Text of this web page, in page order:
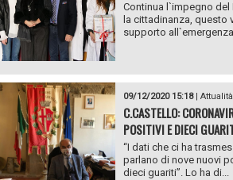
Continua l`impegno del
la cittadinanza, questo
supporto all`emergenza
09/12/2020 15:18| Attualità
C.CASTELLO:
POSITIVI E DIECI
“I dati che ci ha
parlano di nove nuovi
dieci guariti”. Lo ha di...